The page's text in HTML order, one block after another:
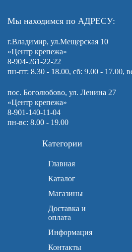
Мы находимся по АДРЕСУ:
г.Владимир, ул.Мещерская 10
«Центр крепежа»
8-904-261-22-22
пн-пт: 8.30 - 18.00, сб: 9.00 - 17.00,
пос. Боголюбово, ул. Ленина 27
«Центр крепежа»
8-901-140-11-04
пн-вс: 8.00 - 19.00
Категории
Главная
Каталог
Магазины
Доставка и
оплата
Информация
Контакты